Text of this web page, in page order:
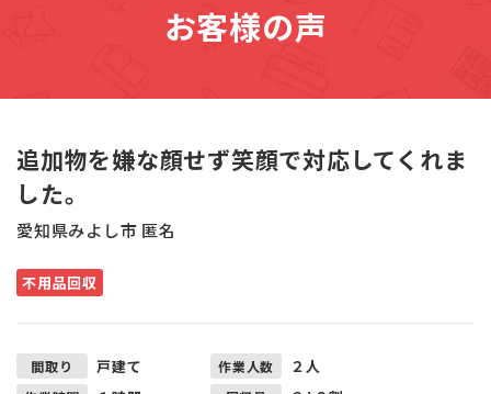
お客様の声
追加物を嫌な顔せず笑顔で対応してくれま
した。
愛知県みよし市 匿名
不用品回収
間取り 戸建て 作業人数 ２人